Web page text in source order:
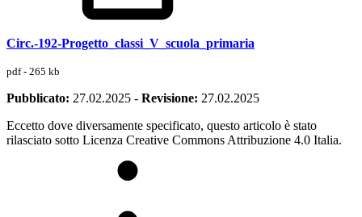
Circ.-192-Progetto_classi_V_scuola_primaria
pdf - 265 kb
Pubblicato: 27.02.2025 - Revisione: 27.02.2025
Eccetto dove diversamente specificato, questo articolo è stato
rilasciato sotto Licenza Creative Commons Attribuzione 4.0 Italia.